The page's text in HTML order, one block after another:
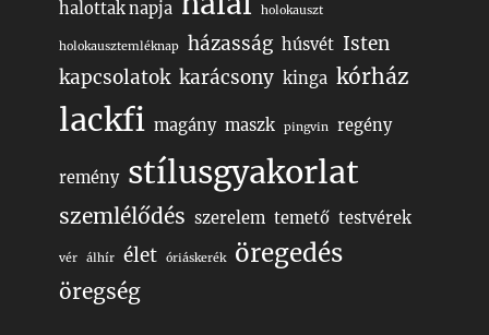
halottak napja holokauszt
holokausztemléknap házasság húsvét Isten
kapcsolatok karácsony kinga kórház
lackfi magány maszk pingvin regény
remény stílusgyakorlat
szemlélődés szerelem temető testvérek
vér álhír élet óriáskerék öregedés
öregség